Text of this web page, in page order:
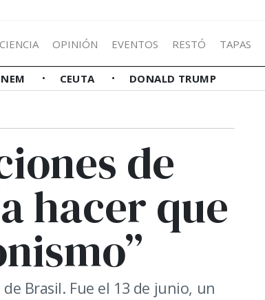
CIENCIA OPINIÓN EVENTOS RESTÓ TAPAS
CEUTA DONALD TRUMP
de
hacer que
Brasil. Fue el 13 de junio, un